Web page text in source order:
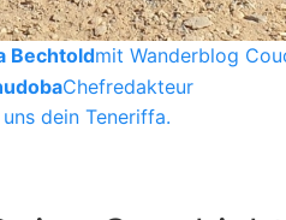
Bechtoldmit Wanderblog
Chefredakteur
dein Teneriffa.